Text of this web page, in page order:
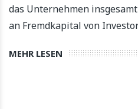
das Unternehmen
an Fremdkapital von
MEHR LESEN